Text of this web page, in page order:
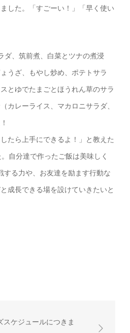
した。「すごーい！」「早く使い
ダ、筑前煮、白菜とツナの煮浸
うざ、もやし炒め、ポテトサラ
とゆでたまごとほうれん草のサラ
カレーライス、マカロニサラダ、
たら上手にできるよ！」と教えた
自分達で作ったご飯は美味しく
する力や、お友達を励ます行動な
成長できる場を設けていきたいと
ケジュールにつきま